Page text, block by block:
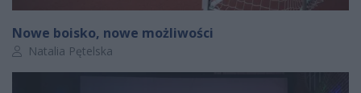
Nowe boisko, nowe możliwości
Autor artykułu:
Natalia Pętelska